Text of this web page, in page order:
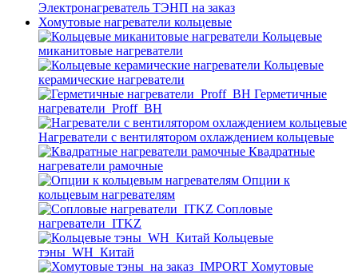
Электронагреватель ТЭНП на заказ
Хомутовые нагреватели кольцевые
Кольцевые
миканитовые нагреватели
Кольцевые
керамические нагреватели
Герметичные
нагреватели_Proff_BH
Нагреватели с вентилятором охлаждением кольцевые
Квадратные
нагреватели рамочные
Опции к
кольцевым нагревателям
Cопловые
нагреватели_ITKZ
Кольцевые
тэны_WH_Китай
Хомутовые